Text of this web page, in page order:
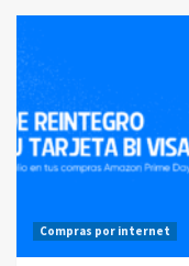
Compras por internet